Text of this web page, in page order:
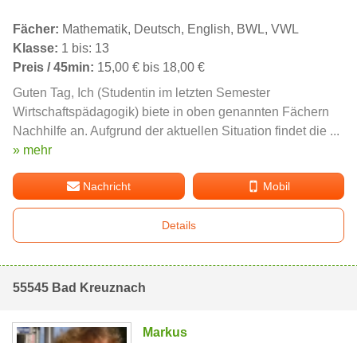
Fächer: Mathematik, Deutsch, English, BWL, VWL
Klasse: 1 bis: 13
Preis / 45min: 15,00 € bis 18,00 €
Guten Tag, Ich (Studentin im letzten Semester
Wirtschaftspädagogik) biete in oben genannten Fächern
Nachhilfe an. Aufgrund der aktuellen Situation findet die ...
» mehr
Nachricht Mobil
Details
55545 Bad Kreuznach
Markus